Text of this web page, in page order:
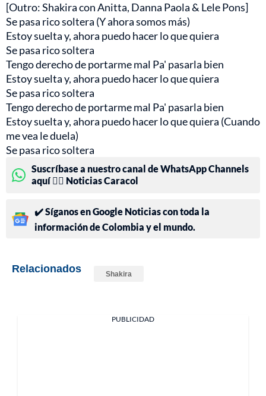
[Outro: Shakira con Anitta, Danna Paola & Lele Pons]
Se pasa rico soltera (Y ahora somos más)
Estoy suelta y, ahora puedo hacer lo que quiera
Se pasa rico soltera
Tengo derecho de portarme mal Pa' pasarla bien
Estoy suelta y, ahora puedo hacer lo que quiera
Se pasa rico soltera
Tengo derecho de portarme mal Pa' pasarla bien
Estoy suelta y, ahora puedo hacer lo que quiera (Cuando
me vea le duela)
Se pasa rico soltera
Suscríbase a nuestro canal de WhatsApp Channels
aquí 👉🏻 Noticias Caracol
✔️ Síganos en Google Noticias con toda la
información de Colombia y el mundo.
Relacionados Shakira
PUBLICIDAD